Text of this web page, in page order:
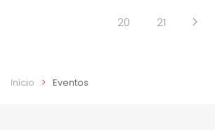
20 21
Início Eventos